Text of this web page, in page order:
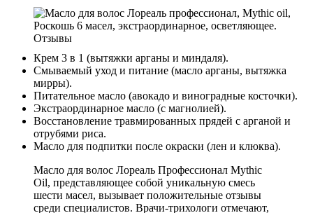
Крем 3 в 1 (вытяжки арганы и миндаля).
Смываемый уход и питание (масло арганы, вытяжка
мирры).
Питательное масло (авокадо и виноградные косточки).
Экстраординарное масло (с магнолией).
Восстановление травмированных прядей с арганой и
отрубями риса.
Масло для подпитки после окраски (лен и клюква).
Масло для волос Лореаль Профессионал Mythic
Oil, представляющее собой уникальную смесь
шести масел, вызывает положительные отзывы
среди специалистов. Врачи-трихологи отмечают,